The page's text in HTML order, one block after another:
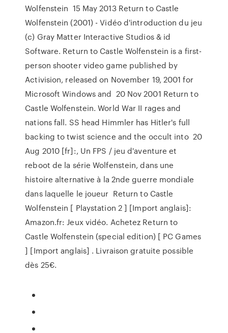
Wolfenstein 15 May 2013 Return to Castle
Wolfenstein (2001) - Vidéo d'introduction du jeu
(c) Gray Matter Interactive Studios & id
Software. Return to Castle Wolfenstein is a first-
person shooter video game published by
Activision, released on November 19, 2001 for
Microsoft Windows and 20 Nov 2001 Return to
Castle Wolfenstein. World War II rages and
nations fall. SS head Himmler has Hitler's full
backing to twist science and the occult into 20
Aug 2010 [fr]:, Un FPS / jeu d'aventure et
reboot de la série Wolfenstein, dans une
histoire alternative à la 2nde guerre mondiale
dans laquelle le joueur Return to Castle
Wolfenstein [ Playstation 2 ] [Import anglais]:
Amazon.fr: Jeux vidéo. Achetez Return to
Castle Wolfenstein (special edition) [ PC Games
] [Import anglais] . Livraison gratuite possible
dès 25€.